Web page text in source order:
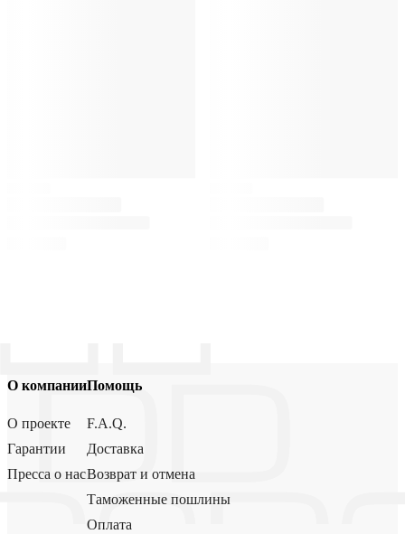
О компании
О проекте
Гарантии
Пресса о нас
Помощь
F.A.Q.
Доставка
Возврат и отмена
Таможенные пошлины
Оплата